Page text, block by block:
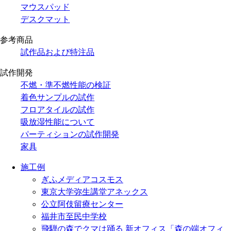
マウスパッド
デスクマット
参考商品
試作品および特注品
試作開発
不燃・準不燃性能の検証
着色サンプルの試作
フロアタイルの試作
吸放湿性能について
パーティションの試作開発
家具
施工例
ぎふメディアコスモス
東京大学弥生講堂アネックス
公立阿伎留療センター
福井市至民中学校
飛騨の森でクマは踊る 新オフィス「森の端オフィ